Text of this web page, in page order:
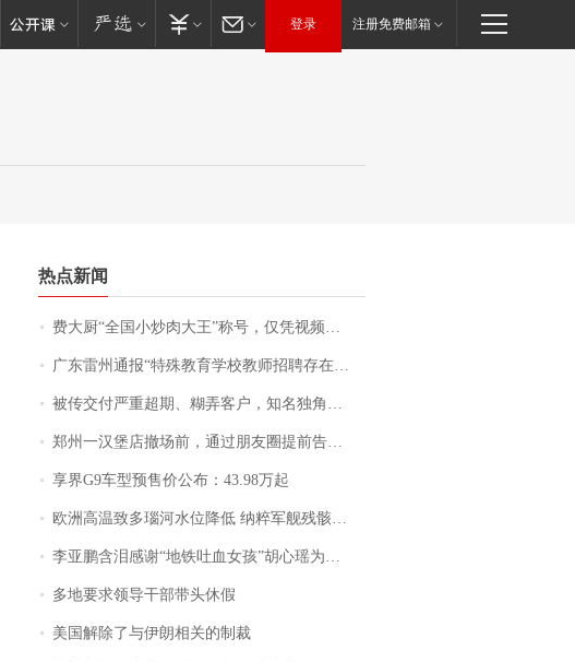
登录 注册免费邮箱
热点新闻
费大厨“全国小炒肉大王”称号，仅凭视频评出？中国烹饪协会回应
广东雷州通报“特殊教育学校教师招聘存在违规行为”：已启动问责程序 副校长被停职
被传交付严重超期、糊弄客户，知名独角兽车企创始人回应：都没证据，将依法采取措施，“本人长期与美国交管局保持沟通，对方表示肯定”
郑州一汉堡店撤场前，通过朋友圈提前告知逐一退费，有顾客仅剩1元也全被退回，分文不少；顾客：言而有信，让人感动
享界G9车型预售价公布：43.98万起
欧洲高温致多瑙河水位降低 纳粹军舰残骸重见天日
李亚鹏含泪感谢“地铁吐血女孩”胡心瑶为嫣然天使捐99999元：这份捐赠太沉重，尊重其捐赠意愿，个人向胡心瑶和她的病友之家各捐赠99999元
多地要求领导干部带头休假
美国解除了与伊朗相关的制裁